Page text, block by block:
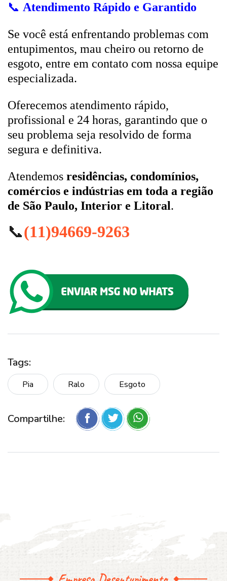
📞 Atendimento Rápido e Garantido
Se você está enfrentando problemas com
entupimentos, mau cheiro ou retorno de
esgoto, entre em contato com nossa equipe
especializada.
Oferecemos atendimento rápido,
profissional e 24 horas, garantindo que o
seu problema seja resolvido de forma
segura e definitiva.
Atendemos residências, condomínios,
comércios e indústrias em toda a região
de São Paulo, Interior e Litoral.
📞(11)94669-9263
Tags:
Pia Ralo Esgoto
Compartilhe: